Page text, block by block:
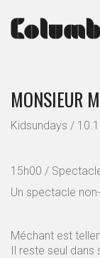
MONSIEUR
Kidsundays /
15h00 /
Un spectacle
Méchant est
Il reste seul dans